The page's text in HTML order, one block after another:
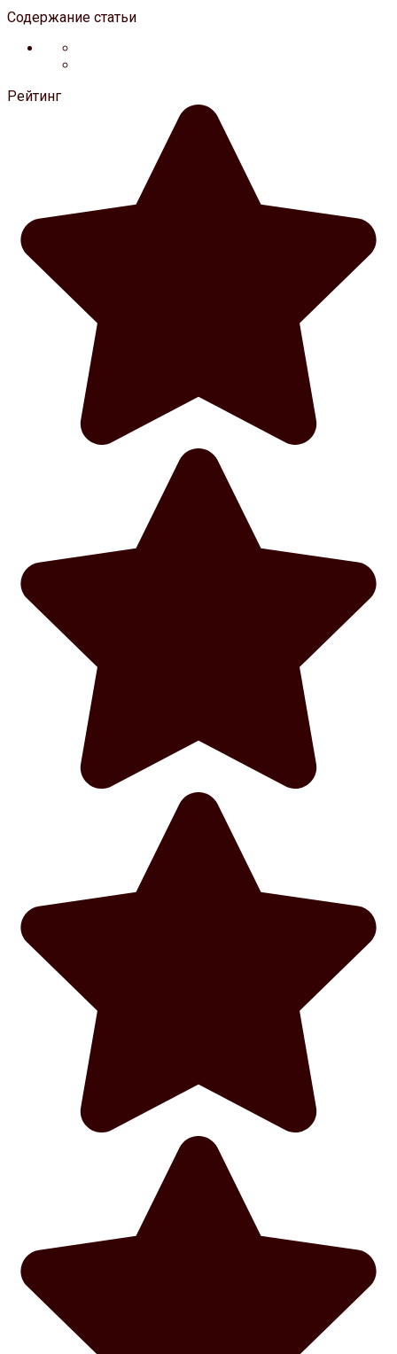
Содержание статьи
Рейтинг